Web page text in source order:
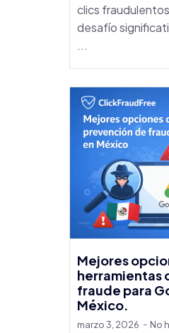
clics
desafío
...
Mejores
herramientas
fraude para
México.
marzo 3, 2026 No